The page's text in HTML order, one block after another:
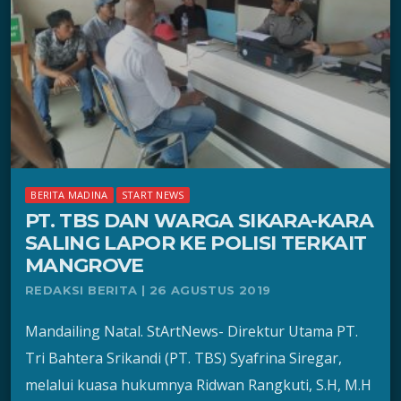
BERITA MADINA START NEWS
PT. TBS DAN WARGA SIKARA-KARA
SALING LAPOR KE POLISI TERKAIT
MANGROVE
REDAKSI BERITA | 26 AGUSTUS 2019
Mandailing Natal. StArtNews- Direktur Utama PT.
Tri Bahtera Srikandi (PT. TBS) Syafrina Siregar,
melalui kuasa hukumnya Ridwan Rangkuti, S.H, M.H